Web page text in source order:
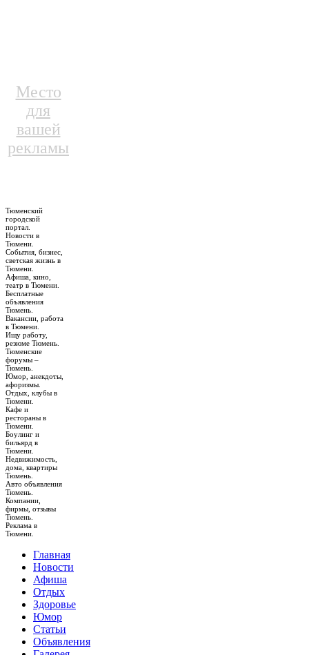
Место
для
вашей
рекламы
Тюменский
городской
портал.
Новости в
Тюмени.
События, бизнес,
светская жизнь в
Тюмени.
Афиша, кино,
театр в Тюмени.
Бесплатные
объявления
Тюмень.
Вакансии, работа
в Тюмени.
Ищу работу,
резюме Тюмень.
Тюменские
форумы –
Тюмень.
Юмор, анекдоты,
афоризмы.
Отдых, клубы в
Тюмени.
Кафе и
рестораны в
Тюмени.
Боулинг и
бильярд в
Тюмени.
Недвижимость,
дома, квартиры
Тюмень.
Авто объявления
Тюмень.
Компании,
фирмы, отзывы
Тюмень.
Реклама в
Тюмени.
Главная
Новости
Афиша
Отдых
Здоровье
Юмор
Статьи
Объявления